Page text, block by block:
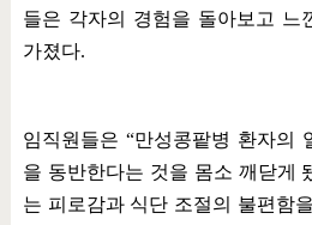
들은 각자의 경험을 돌아보고 느
가졌다.
임직원들은 “만성콩팥병 환자의
을 동반한다는 것을 몸소 깨닫게
는 피로감과 식단 조절의 불편함